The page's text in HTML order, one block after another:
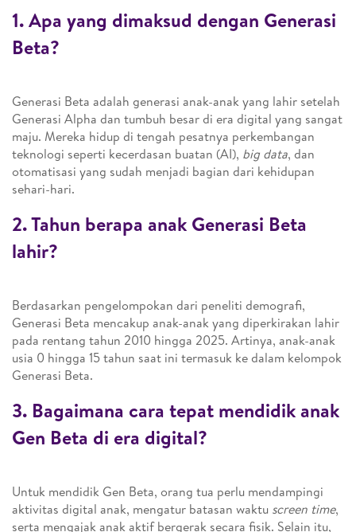
1. Apa yang dimaksud dengan Generasi
Beta?
Generasi Beta adalah generasi anak-anak yang lahir setelah
Generasi Alpha dan tumbuh besar di era digital yang sangat
maju. Mereka hidup di tengah pesatnya perkembangan
teknologi seperti kecerdasan buatan (AI), big data, dan
otomatisasi yang sudah menjadi bagian dari kehidupan
sehari-hari.
2. Tahun berapa anak Generasi Beta
lahir?
Berdasarkan pengelompokan dari peneliti demografi,
Generasi Beta mencakup anak-anak yang diperkirakan lahir
pada rentang tahun 2010 hingga 2025. Artinya, anak-anak
usia 0 hingga 15 tahun saat ini termasuk ke dalam kelompok
Generasi Beta.
3. Bagaimana cara tepat mendidik anak
Gen Beta di era digital?
Untuk mendidik Gen Beta, orang tua perlu mendampingi
aktivitas digital anak, mengatur batasan waktu screen time,
serta mengajak anak aktif bergerak secara fisik. Selain itu,